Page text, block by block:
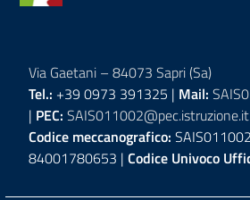
Via Gaetani – 84073 Sapri (Sa)
Tel.: +39 0973 391325 | Mail:
| PEC: SAIS011002@pec.istruzione.it
Codice meccanografico:
84001780653 | Codice Univoco